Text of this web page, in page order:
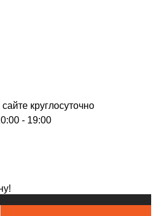
круглосуточно
- 19:00